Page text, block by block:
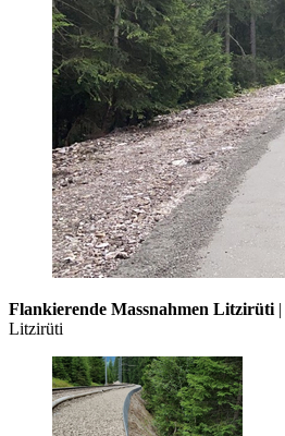
Flankierende Massnahmen Litzirüti |
Litzirüti